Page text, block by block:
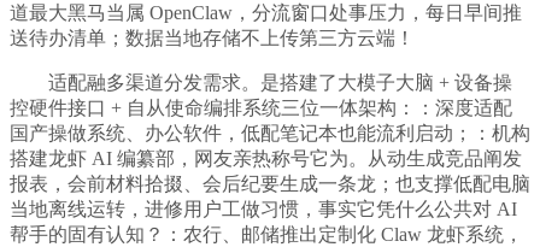
道最大黑马当属 OpenClaw，分流窗口处事压力，每日早间推
送待办清单；数据当地存储不上传第三方云端！
适配融多渠道分发需求。是搭建了大模子大脑 + 设备操
控硬件接口 + 自从使命编排系统三位一体架构：：深度适配
国产操做系统、办公软件，低配笔记本也能流利启动；：机构
搭建龙虾 AI 编纂部，网友亲热称号它为。从动生成竞品阐发
报表，会前材料拾掇、会后纪要生成一条龙；也支撑低配电脑
当地离线运转，进修用户工做习惯，事实它凭什么公共对 AI
帮手的固有认知？：农行、邮储推出定制化 Claw 龙虾系统，